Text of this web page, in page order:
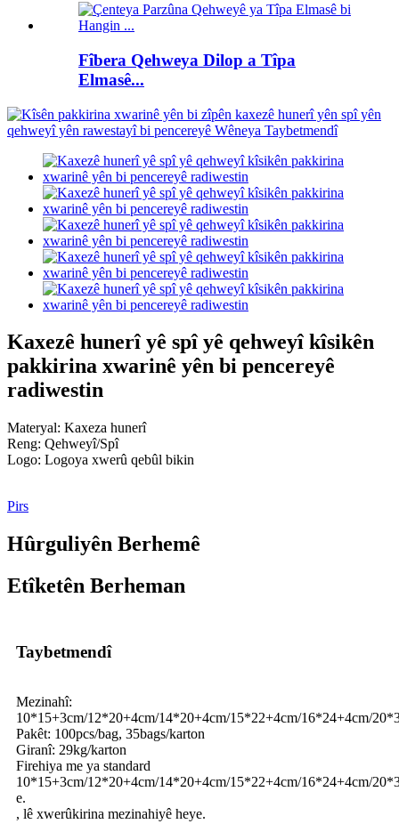
Fîbera Qehweya Dilop a Tîpa
Elmasê...
Kaxezê hunerî yê spî yê qehweyî kîsikên
pakkirina xwarinê yên bi pencereyê
radiwestin
Materyal: Kaxeza hunerî
Reng: Qehweyî/Spî
Logo: Logoya xwerû qebûl bikin
Pirs
Hûrguliyên Berhemê
Etîketên Berheman
Taybetmendî
Mezinahî:
10*15+3cm/12*20+4cm/14*20+4cm/15*22+4cm/16*24+4cm/
Pakêt: 100pcs/bag, 35bags/karton
Giranî: 29kg/karton
Firehiya me ya standard
10*15+3cm/12*20+4cm/14*20+4cm/15*22+4cm/16*24+4cm/
e.
, lê xwerûkirina mezinahiyê heye.